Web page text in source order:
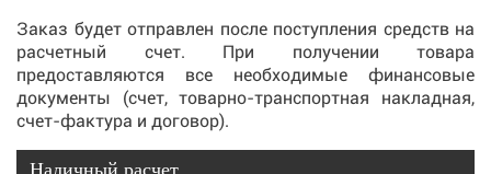
Заказ будет отправлен после поступления средств на
расчетный счет. При получении товара
предоставляются все необходимые финансовые
документы (счет, товарно-транспортная накладная,
счет-фактура и договор).
Наличный расчет